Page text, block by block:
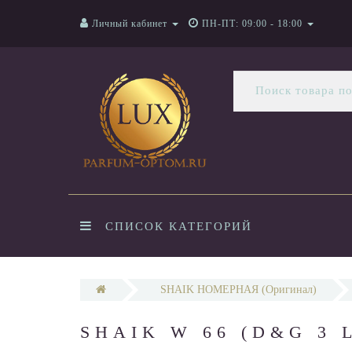
Личный кабинет ПН-ПТ: 09:00 - 18:00
СПИСОК КАТЕГОРИЙ
SHAIK НОМЕРНАЯ (Оригинал)
SHAIK W 66 (D&G 3